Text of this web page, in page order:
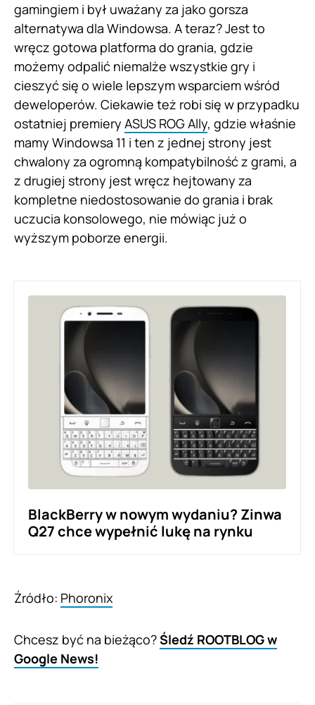
gamingiem i był uważany za jako gorsza
alternatywa dla Windowsa. A teraz? Jest to
wręcz gotowa platforma do grania, gdzie
możemy odpalić niemalże wszystkie gry i
cieszyć się o wiele lepszym wsparciem wśród
deweloperów. Ciekawie też robi się w przypadku
ostatniej premiery ASUS ROG Ally, gdzie właśnie
mamy Windowsa 11 i ten z jednej strony jest
chwalony za ogromną kompatybilność z grami, a
z drugiej strony jest wręcz hejtowany za
kompletne niedostosowanie do grania i brak
uczucia konsolowego, nie mówiąc już o
wyższym poborze energii.
BlackBerry w nowym wydaniu? Zinwa
Q27 chce wypełnić lukę na rynku
Źródło: Phoronix
Chcesz być na bieżąco?Śledź ROOTBLOG w
Google News!